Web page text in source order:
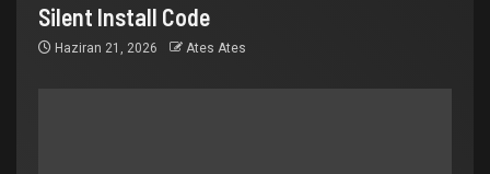
Silent Install Code
Haziran 21, 2026 Ates Ates